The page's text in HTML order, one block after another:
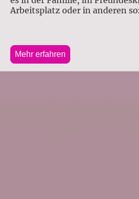
Arbeitsplatz oder in anderen
Mehr erfahren